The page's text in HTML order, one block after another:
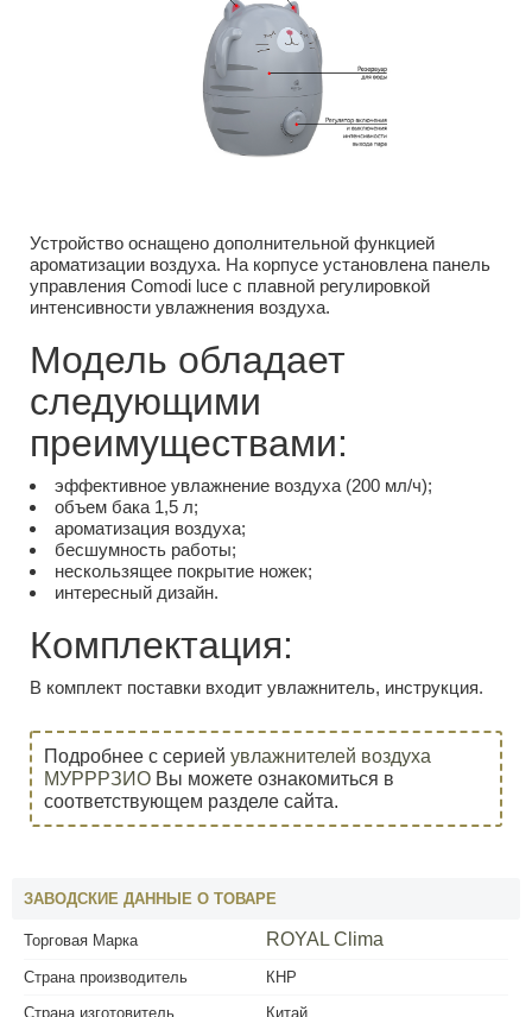
Устройство оснащено дополнительной функцией
ароматизации воздуха. На корпусе установлена панель
управления Comodi luce с плавной регулировкой
интенсивности увлажнения воздуха.
Модель обладает
следующими
преимуществами:
эффективное увлажнение воздуха (200 мл/ч);
объем бака 1,5 л;
ароматизация воздуха;
бесшумность работы;
нескользящее покрытие ножек;
интересный дизайн.
Комплектация:
В комплект поставки входит увлажнитель, инструкция.
Подробнее с серией увлажнителей воздуха
МУРРРЗИО Вы можете ознакомиться в
соответствующем разделе сайта.
ЗАВОДСКИЕ ДАННЫЕ О ТОВАРЕ
Торговая Марка ROYAL Clima
Страна производитель
КНР
Страна изготовитель
Китай